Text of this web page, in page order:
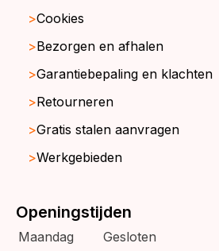
Cookies
Bezorgen en afhalen
Garantiebepaling en klachten
Retourneren
Gratis stalen aanvragen
Werkgebieden
Openingstijden
Maandag
Gesloten